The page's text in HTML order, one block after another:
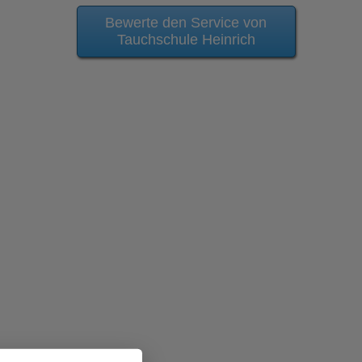
Bewerte den Service von
Tauchschule Heinrich